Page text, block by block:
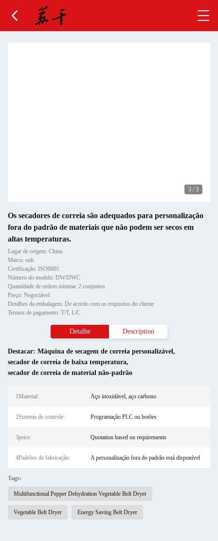
3 / 3
Os secadores de correia são adequados para personalização
fora do padrão de materiais que não podem ser secos em
altas temperaturas.
Lugar de origem: China
Marca: suli
Certificação: ISO9001
Número do modelo: DW/DWC
Quantidade de ordem mínima: 2 conjuntos
Preço: Negociável
Detalhes da embalagem: De acordo com os requisitos do cliente
Termos de pagamento: T/T, L/C
Detalhe Description
Destacar: Máquina de secagem de correia personalizável,
secador de correia de baixa temperatura,
secador de correia de material não-padrão
1Material: Aço inoxidável, aço carbono
2Sistema de controle: Programação PLC ou botões
3price: Quotation based on requirements
4Padrões de fabricação: A personalização fora do padrão está disponível
Tags:
Multifunctional Pepper Dehydration Vegetable Belt Dryer
Vegetable Belt Dryer Energy Saving Belt Dryer